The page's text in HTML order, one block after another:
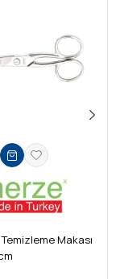
Makası